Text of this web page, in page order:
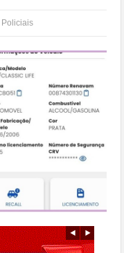
Policiais